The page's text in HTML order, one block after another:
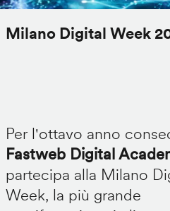
Milano Digital Week
Per l'ottavo anno
Fastweb Digital
partecipa alla Milano
Week, la più grande